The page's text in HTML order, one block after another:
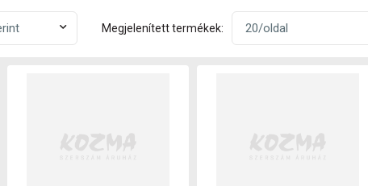
Megjelenített termékek: